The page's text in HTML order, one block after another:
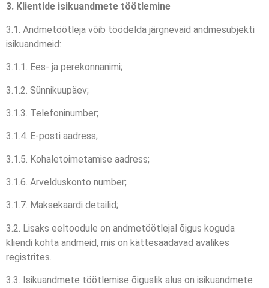
3. Klientide isikuandmete töötlemine
3.1. Andmetöötleja võib töödelda järgnevaid andmesubjekti
isikuandmeid:
3.1.1. Ees- ja perekonnanimi;
3.1.2. Sünnikuupäev;
3.1.3. Telefoninumber;
3.1.4. E-posti aadress;
3.1.5. Kohaletoimetamise aadress;
3.1.6. Arvelduskonto number;
3.1.7. Maksekaardi detailid;
3.2. Lisaks eeltoodule on andmetöötlejal õigus koguda
kliendi kohta andmeid, mis on kättesaadavad avalikes
registrites.
3.3. Isikuandmete töötlemise õiguslik alus on isikuandmete